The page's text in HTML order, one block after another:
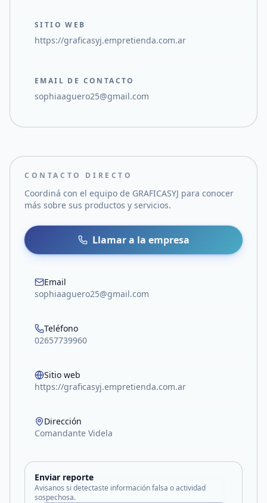
SITIO WEB
https://graficasyj.empretienda.com.ar
EMAIL DE CONTACTO
sophiaaguero25@gmail.com
CONTACTO DIRECTO
Coordiná con el equipo de GRAFICASYJ para conocer
más sobre sus productos y servicios.
Llamar a la empresa
Email
sophiaaguero25@gmail.com
Teléfono
02657739960
Sitio web
https://graficasyj.empretienda.com.ar
Dirección
Comandante Videla
Enviar reporte
Avisanos si detectaste información falsa o actividad
sospechosa.